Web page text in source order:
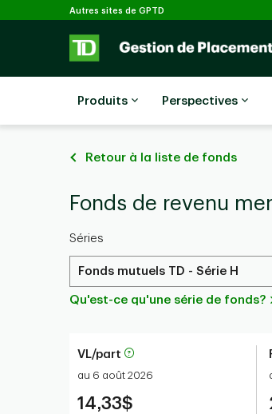
Passer au contenu principal
Autres sites de GPTD
Produits Perspectives
Retour à la liste de fonds
Fonds de revenu
Séries
Fonds mutuels TD - Série H
Qu'est-ce qu'une série de fonds?
VL/part
au 6 août 2026
14,33$